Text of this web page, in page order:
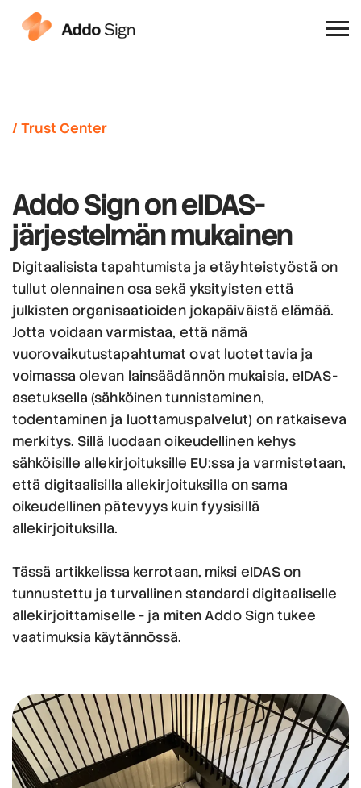
Miksi Addo Sign
/ Trust Center
Addo Sign on eIDAS-
järjestelmän mukainen
Digitaalisista tapahtumista ja etäyhteistyöstä on
tullut olennainen osa sekä yksityisten että
julkisten organisaatioiden jokapäiväistä elämää.
Jotta voidaan varmistaa, että nämä
vuorovaikutustapahtumat ovat luotettavia ja
voimassa olevan lainsäädännön mukaisia, eIDAS-
asetuksella (sähköinen tunnistaminen,
todentaminen ja luottamuspalvelut) on ratkaiseva
merkitys. Sillä luodaan oikeudellinen kehys
sähköisille allekirjoituksille EU:ssa ja varmistetaan,
että digitaalisilla allekirjoituksilla on sama
oikeudellinen pätevyys kuin fyysisillä
allekirjoituksilla.
Tässä artikkelissa kerrotaan, miksi eIDAS on
tunnustettu ja turvallinen standardi digitaaliselle
allekirjoittamiselle - ja miten Addo Sign tukee
vaatimuksia käytännössä.